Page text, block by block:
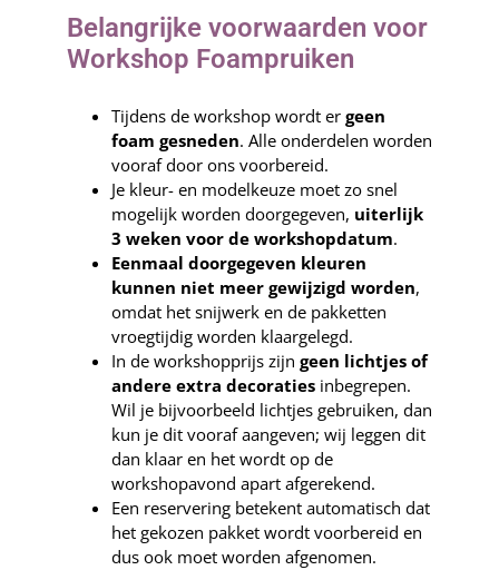
Belangrijke voorwaarden voor
Workshop Foampruiken
Tijdens de workshop wordt er geen
foam gesneden. Alle onderdelen worden
vooraf door ons voorbereid.
Je kleur- en modelkeuze moet zo snel
mogelijk worden doorgegeven, uiterlijk
3 weken voor de workshopdatum.
Eenmaal doorgegeven kleuren
kunnen niet meer gewijzigd worden,
omdat het snijwerk en de pakketten
vroegtijdig worden klaargelegd.
In de workshopprijs zijn geen lichtjes of
andere extra decoratiesinbegrepen.
Wil je bijvoorbeeld lichtjes gebruiken, dan
kun je dit vooraf aangeven; wij leggen dit
dan klaar en het wordt op de
workshopavond apart afgerekend.
Een reservering betekent automatisch dat
het gekozen pakket wordt voorbereid en
dus ook moet worden afgenomen.